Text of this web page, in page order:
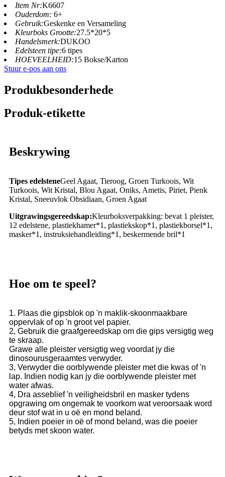
Item Nr:K6607
Ouderdom: 6+
Gebruik:Geskenke en Versameling
Kleurboks Grootte:27.5*20*5
Handelsmerk:DUKOO
Edelsteen tipe:6 tipes
HOEVEELHEID:15 Bokse/Karton
Stuur e-pos aan ons
Produkbesonderhede
Produk-etikette
Beskrywing
Tipes edelsteneGeel Agaat, Tieroog, Groen Turkoois, Wit
Turkoois, Wit Kristal, Blou Agaat, Oniks, Ametis, Piriet, Pienk
Kristal, Sneeuvlok Obsidiaan, Groen Agaat
Uitgrawingsgereedskap:Kleurboksverpakking: bevat 1 pleister,
12 edelstene, plastiekhamer*1, plastiekskop*1, plastiekborsel*1,
masker*1, instruksiehandleiding*1, beskermende bril*1
Hoe om te speel?
1. Plaas die gipsblok op 'n maklik-skoonmaakbare
oppervlak of op 'n groot vel papier.
2, Gebruik die graafgereedskap om die gips versigtig weg
te skraap.
Grawe alle pleister versigtig weg voordat jy die
dinosourusgeraamtes verwyder.
3, Verwyder die oorblywende pleister met die kwas of 'n
lap. Indien nodig kan jy die oorblywende pleister met
water afwas.
4, Dra asseblief 'n veiligheidsbril en masker tydens
opgrawing om ongemak te voorkom wat veroorsaak word
deur stof wat in u oë en mond beland.
5, Indien poeier in oë of mond beland, was die poeier
betyds met skoon water.